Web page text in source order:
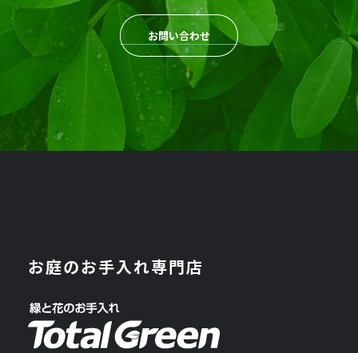
お問い合わせ
お庭のお手入れ専門店